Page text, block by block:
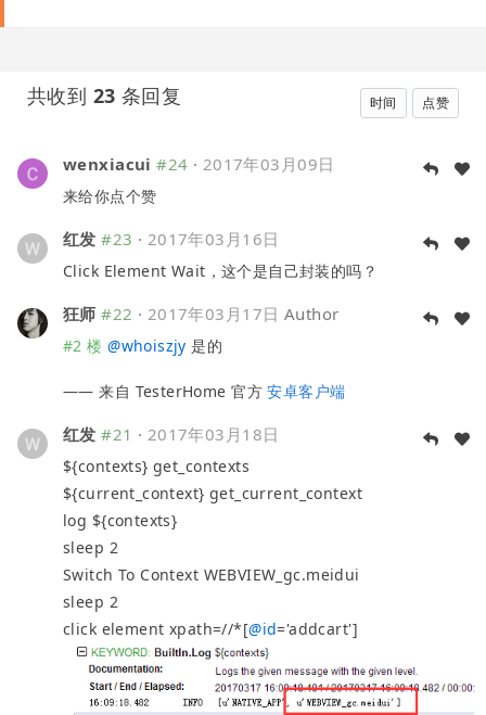
共收到 23 条回复 时间 点赞
wenxiacui #24 · 2017年03月09日
来给你点个赞
红发 #23 · 2017年03月16日
Click Element Wait，这个是自己封装的吗？
狂师 #22 · 2017年03月17日 Author
#2 楼 @whoiszjy 是的
—— 来自 TesterHome 官方安卓客户端
红发 #21 · 2017年03月18日
${contexts} get_contexts
${current_context} get_current_context
log ${contexts}
sleep 2
Switch To Context WEBVIEW_gc.meidui
sleep 2
click element xpath=//*[@id='addcart']